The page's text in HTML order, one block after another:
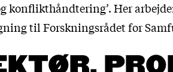
konflikthåndtering’. Her
til Forskningsrådet for